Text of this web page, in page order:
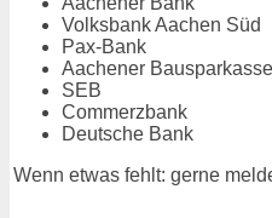
Volksbank Aachen Süd
Pax-Bank
Aachener Bausparkasse
SEB
Commerzbank
Deutsche Bank
Wenn etwas fehlt: gerne